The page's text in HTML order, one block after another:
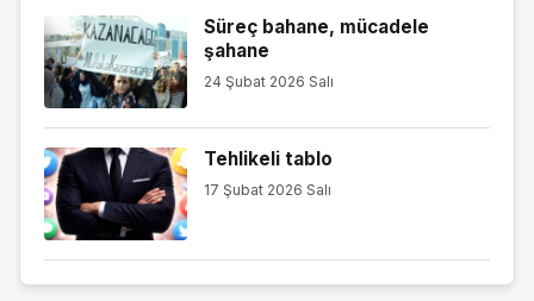
Süreç bahane, mücadele
şahane
24 Şubat 2026 Salı
Tehlikeli tablo
17 Şubat 2026 Salı